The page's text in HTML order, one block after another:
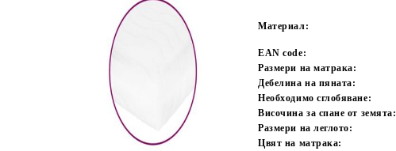
Материал:
EAN code:
Размери на матрака:
Дебелина на пяната:
Необходимо сглобяване:
Височина за спане от земята:
Размери на леглото:
Цвят на матрака: